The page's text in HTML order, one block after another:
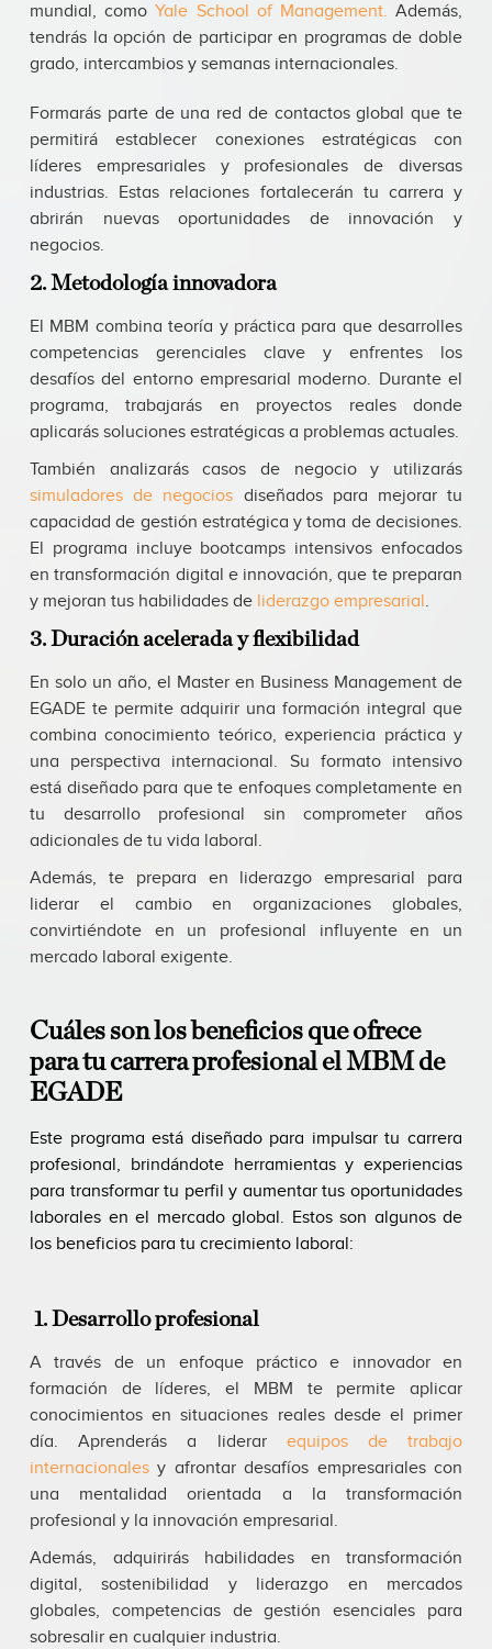
mundial, comoYale School of Management. Además,
tendrás la opción de participar en programas de doble
grado, intercambios y semanas internacionales.
Formarás parte de una red de contactos global que te
permitirá establecer conexiones estratégicas con
líderes empresariales y profesionales de diversas
industrias. Estas relaciones fortalecerán tu carrera y
abrirán nuevas oportunidades de innovación y
negocios.
2. Metodología innovadora
El MBM combina teoría y práctica para que desarrolles
competencias gerenciales clave y enfrentes los
desafíos del entorno empresarial moderno. Durante el
programa, trabajarás en proyectos reales donde
aplicarás soluciones estratégicas a problemas actuales.
También analizarás casos de negocio y utilizarás
simuladores de negocios diseñados para mejorar tu
capacidad de gestión estratégica y toma de decisiones.
El programa incluye bootcamps intensivos enfocados
en transformación digital e innovación, que te preparan
y mejoran tus habilidades de liderazgo empresarial.
3. Duración acelerada y flexibilidad
En solo un año, el Master en Business Management de
EGADE te permite adquirir una formación integral que
combina conocimiento teórico, experiencia práctica y
una perspectiva internacional. Su formato intensivo
está diseñado para que te enfoques completamente en
tu desarrollo profesional sin comprometer años
adicionales de tu vida laboral.
Además, te prepara en liderazgo empresarial para
liderar el cambio en organizaciones globales,
convirtiéndote en un profesional influyente en un
mercado laboral exigente.
Cuáles son los beneficios que ofrece
para tu carrera profesional el MBM de
EGADE
Este programa está diseñado para impulsar tu carrera
profesional, brindándote herramientas y experiencias
para transformar tu perfil y aumentar tus oportunidades
laborales en el mercado global. Estos son algunos de
los beneficios para tu crecimiento laboral:
1. Desarrollo profesional
A través de un enfoque práctico e innovador en
formación de líderes, el MBM te permite aplicar
conocimientos en situaciones reales desde el primer
día. Aprenderás a liderar equipos de trabajo
internacionales y afrontar desafíos empresariales con
una mentalidad orientada a la transformación
profesional y la innovación empresarial.
Además, adquirirás habilidades en transformación
digital, sostenibilidad y liderazgo en mercados
globales, competencias de gestión esenciales para
sobresalir en cualquier industria.